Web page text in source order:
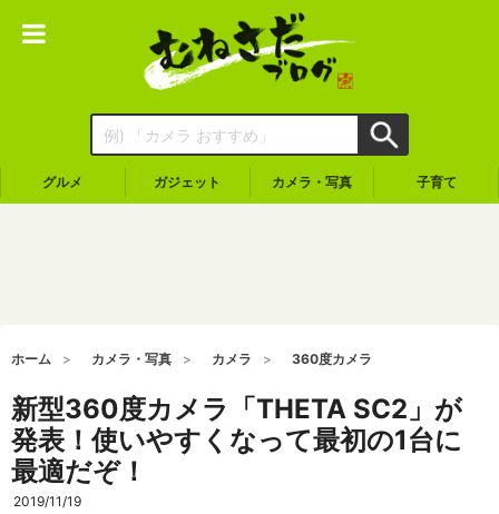
グルメ ガジェット カメラ・写真 子育て
ホーム カメラ・写真 カメラ 360度カメラ
新型360度カメラ「THETA SC2」が
発表！使いやすくなって最初の1台に
最適だぞ！
2019/11/19